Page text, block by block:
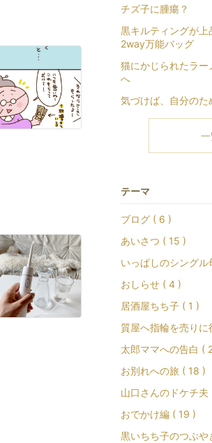
チズ子に腫瘍？
黒キルティングが上
2way万能バッグ
猫にかじられたラ
へ
気づけば、自分のた
テーマ
ブログ ( 6 )
あいさつ ( 15 )
いっぱしのシング
おしらせ ( 4 )
居酒屋ちち子 ( 1 )
質屋へ指輪を売りに
太郎ママへの告白 (
お別れへの旅 ( 18 )
山口さんのドケチ夫
おでかけ編 ( 19 )
黒いちち子のつぶや